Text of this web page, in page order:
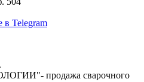
в Telegram
продажа сварочного